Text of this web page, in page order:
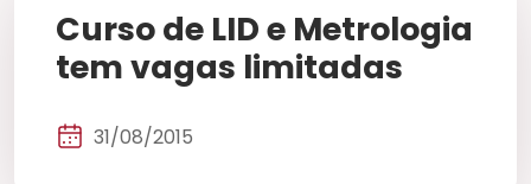
Curso de LID e Metrologia
tem vagas limitadas
31/08/2015